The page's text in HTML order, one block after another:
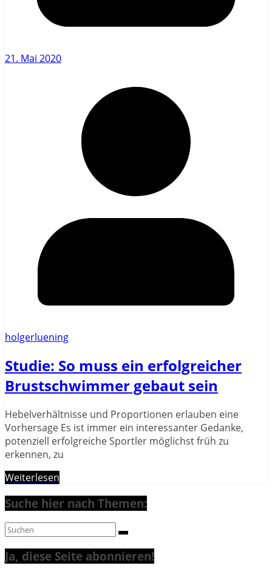
21. Mai 2020
holgerluening
Studie: So muss ein erfolgreicher
Brustschwimmer gebaut sein
Hebelverhältnisse und Proportionen erlauben eine
Vorhersage Es ist immer ein interessanter Gedanke,
potenziell erfolgreiche Sportler möglichst früh zu
erkennen, zu
Weiterlesen
Suche hier nach Themen:
Ja, diese Seite abonnieren!